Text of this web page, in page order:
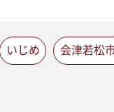
いじめ 会津若松